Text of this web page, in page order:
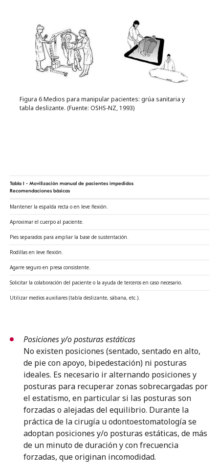
Figura 6 Medios para manipular pacientes: grúa sanitaria y
tabla deslizante. (Fuente: OSHS-NZ, 1993)
Tabla 1 - Movilización manual de pacientes impedidos
Recomendaciones básicas
Mantener la espalda recta o en leve flexión.
Aproximar el cuerpo al paciente.
Pies separados para ampliar la base de sustentación.
Rodillas en leve flexión.
Agarre seguro en presa consistente.
Solicitar la colaboración del paciente o la ayuda de terceros en caso necesario.
Utilizar medios auxiliares (tabla deslizante, sábana, etc.).
Posiciones y/o posturas estáticas
No existen posiciones (sentado, sentado en alto,
de pie con apoyo, bipedestación) ni posturas
ideales. Es necesario ir alternando posiciones y
posturas para recuperar zonas sobrecargadas por
el estatismo, en particular si las posturas son
forzadas o alejadas del equilibrio. Durante la
práctica de la cirugía u odontoestomatología se
adoptan posiciones y/o posturas estáticas, de más
de un minuto de duración y con frecuencia
forzadas, que originan incomodidad.